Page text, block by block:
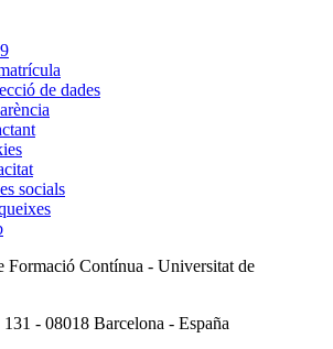
de dades
socials
Formació Contínua - Universitat de
131 - 08018 Barcelona - España